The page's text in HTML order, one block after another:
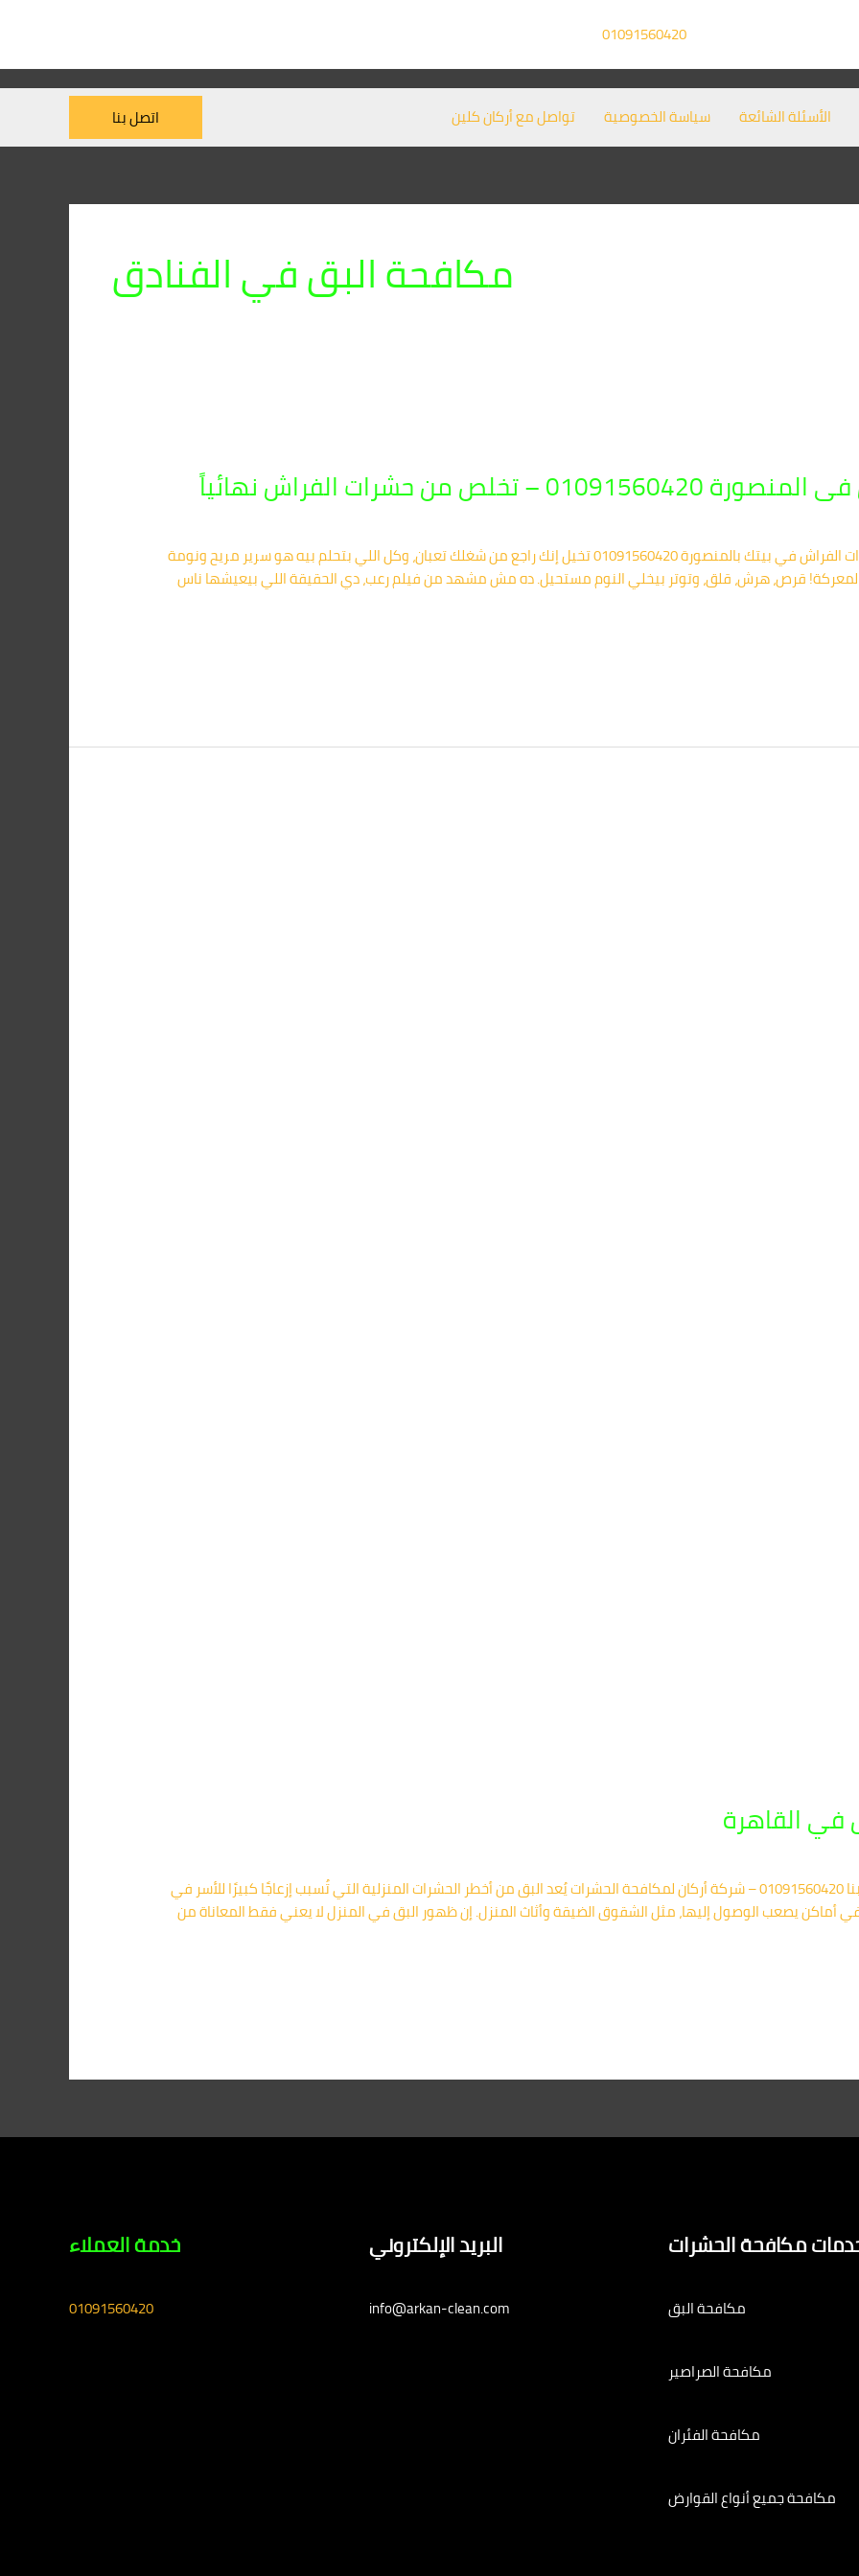
01091560420
الأسئلة الشائعة سياسة الخصوصية تواصل مع أركان كلين اتصل بنا
مكافحة البق في الفنادق
من حشرات الفراش نهائياً
شركة أركان.. الحل النهائي لإنهاء كابوس حشرات الفراش في بيتك بالمنصورة 01091560420 تخيل إنك راجع من شغلك تعبان، وكل اللي بتحلم بيه هو سرير مريح ونومة
المعركة! قرص، هرش، قلق، وتوتر بيخلي النوم مستحيل. ده مش مشهد من فيلم رعب، دي الحقيقة اللي بيعيشها ناس
القاهرة
أفضل شركة لمكافحة البق في القاهرة اتصل بنا 01091560420 – شركة أركان لمكافحة الحشرات يُعد البق من أخطر الحشرات المنزلية التي تُسبب إزعاجًا كبيرًا للأسر في
في أماكن يصعب الوصول إليها، مثل الشقوق الضيقة وأثاث المنزل. إن ظهور البق في المنزل لا يعني فقط المعاناة من
مكافحة الحشرات
مكافحة البق
مكافحة الصراصير
مكافحة الفئران
مكافحة جميع أنواع القوارض
البريد الإلكتروني
info@arkan-clean.com
خدمة العملاء
01091560420